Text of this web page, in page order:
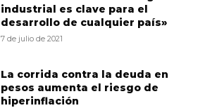
industrial es clave para el
desarrollo de cualquier país»
7 de julio de 2021
La corrida contra la deuda en
pesos aumenta el riesgo de
hiperinflación